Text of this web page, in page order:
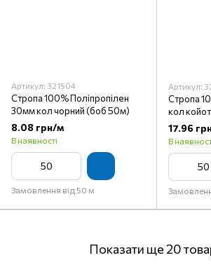
Артикул: 321504
Стропа 100% Поліпропілен
30мм кол чорний (боб 50м)
8.08 грн/м
В наявності
Замовлення від 50 м
Артикул:
Стропа
кол
17.96
В
Показати ще 20